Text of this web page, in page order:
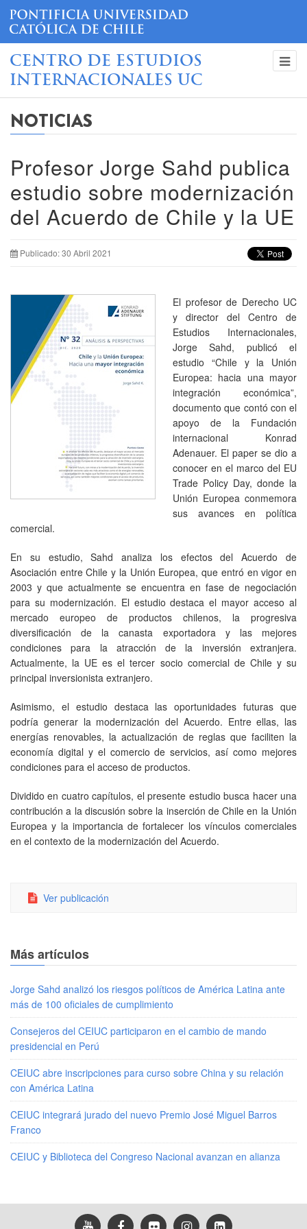
CENTRO DE ESTUDIOS
INTERNACIONALES UC
NOTICIAS
Profesor Jorge Sahd publica
estudio sobre modernización
del Acuerdo de Chile y la UE
Publicado: 30 Abril 2021
El profesor de Derecho UC
y director del Centro de
Estudios Internacionales,
Jorge Sahd, publicó el
estudio “Chile y la Unión
Europea: hacia una mayor
integración económica”,
documento que contó con el
apoyo de la Fundación
internacional Konrad
Adenauer. El paper se dio a
conocer en el marco del EU
Trade Policy Day, donde la
Unión Europea conmemora
sus avances en política
comercial.
En su estudio, Sahd analiza los efectos del Acuerdo de
Asociación entre Chile y la Unión Europea, que entró en vigor en
2003 y que actualmente se encuentra en fase de negociación
para su modernización. El estudio destaca el mayor acceso al
mercado europeo de productos chilenos, la progresiva
diversificación de la canasta exportadora y las mejores
condiciones para la atracción de la inversión extranjera.
Actualmente, la UE es el tercer socio comercial de Chile y su
principal inversionista extranjero.
Asimismo, el estudio destaca las oportunidades futuras que
podría generar la modernización del Acuerdo. Entre ellas, las
energías renovables, la actualización de reglas que faciliten la
economía digital y el comercio de servicios, así como mejores
condiciones para el acceso de productos.
Dividido en cuatro capítulos, el presente estudio busca hacer una
contribución a la discusión sobre la inserción de Chile en la Unión
Europea y la importancia de fortalecer los vínculos comerciales
en el contexto de la modernización del Acuerdo.
Ver publicación
Más artículos
Jorge Sahd analizó los riesgos políticos de América Latina ante
más de 100 oficiales de cumplimiento
Consejeros del CEIUC participaron en el cambio de mando
presidencial en Perú
CEIUC abre inscripciones para curso sobre China y su relación
con América Latina
CEIUC integrará jurado del nuevo Premio José Miguel Barros
Franco
CEIUC y Biblioteca del Congreso Nacional avanzan en alianza